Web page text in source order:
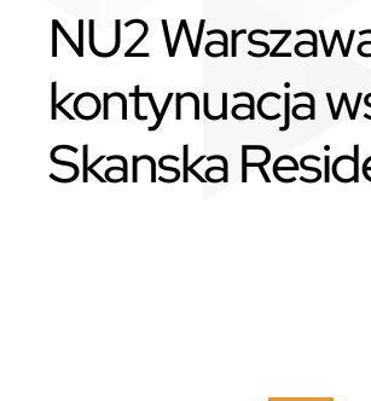
NU2
kontynuacja
Skanska